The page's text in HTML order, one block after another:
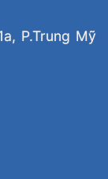
P.Trung Mỹ